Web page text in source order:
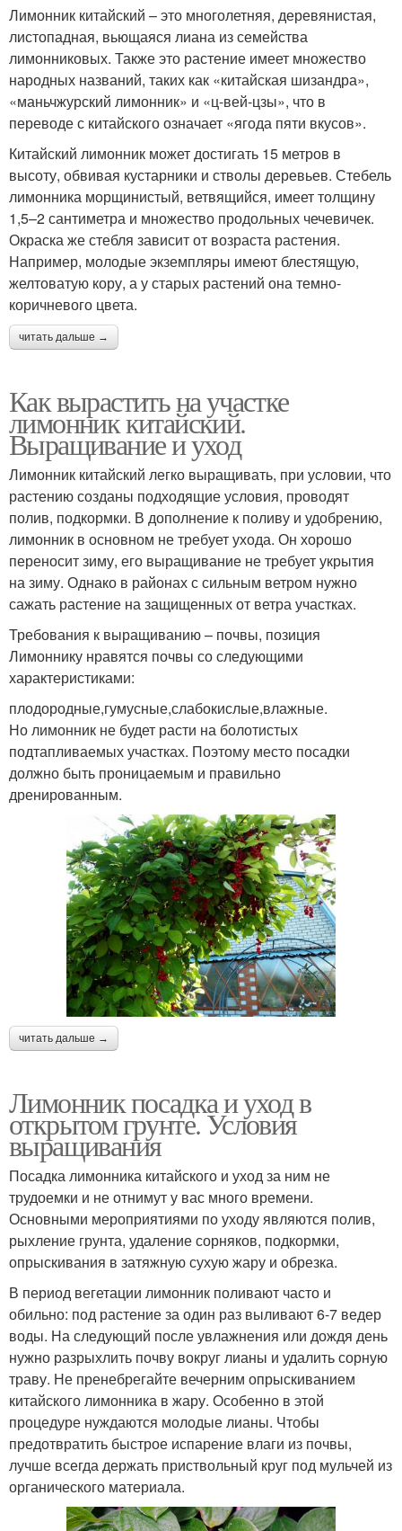
Лимонник китайский – это многолетняя, деревянистая,
листопадная, вьющаяся лиана из семейства
лимонниковых. Также это растение имеет множество
народных названий, таких как «китайская шизандра»,
«маньчжурский лимонник» и «ц-вей-цзы», что в
переводе с китайского означает «ягода пяти вкусов».
Китайский лимонник может достигать 15 метров в
высоту, обвивая кустарники и стволы деревьев. Стебель
лимонника морщинистый, ветвящийся, имеет толщину
1,5–2 сантиметра и множество продольных чечевичек.
Окраска же стебля зависит от возраста растения.
Например, молодые экземпляры имеют блестящую,
желтоватую кору, а у старых растений она темно-
коричневого цвета.
читать дальше →
Как вырастить на участке
лимонник китайский.
Выращивание и уход
Лимонник китайский легко выращивать, при условии, что
растению созданы подходящие условия, проводят
полив, подкормки. В дополнение к поливу и удобрению,
лимонник в основном не требует ухода. Он хорошо
переносит зиму, его выращивание не требует укрытия
на зиму. Однако в районах с сильным ветром нужно
сажать растение на защищенных от ветра участках.
Требования к выращиванию – почвы, позиция
Лимоннику нравятся почвы со следующими
характеристиками:
плодородные,гумусные,слабокислые,влажные.
Но лимонник не будет расти на болотистых
подтапливаемых участках. Поэтому место посадки
должно быть проницаемым и правильно
дренированным.
читать дальше →
Лимонник посадка и уход в
открытом грунте. Условия
выращивания
Посадка лимонника китайского и уход за ним не
трудоемки и не отнимут у вас много времени.
Основными мероприятиями по уходу являются полив,
рыхление грунта, удаление сорняков, подкормки,
опрыскивания в затяжную сухую жару и обрезка.
В период вегетации лимонник поливают часто и
обильно: под растение за один раз выливают 6-7 ведер
воды. На следующий после увлажнения или дождя день
нужно разрыхлить почву вокруг лианы и удалить сорную
траву. Не пренебрегайте вечерним опрыскиванием
китайского лимонника в жару. Особенно в этой
процедуре нуждаются молодые лианы. Чтобы
предотвратить быстрое испарение влаги из почвы,
лучше всегда держать приствольный круг под мульчей из
органического материала.